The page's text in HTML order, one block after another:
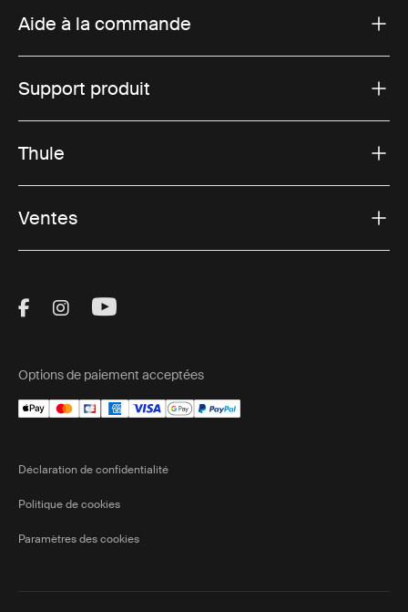
Aide à la commande
Support produit
Thule
Ventes
Visit Thule on Facebook (external link)
Visit Thule on Instagram (external link)
Visit Thule on Youtube (external
Options de paiement acceptées
Déclaration de confidentialité
Politique de cookies
Paramètres des cookies